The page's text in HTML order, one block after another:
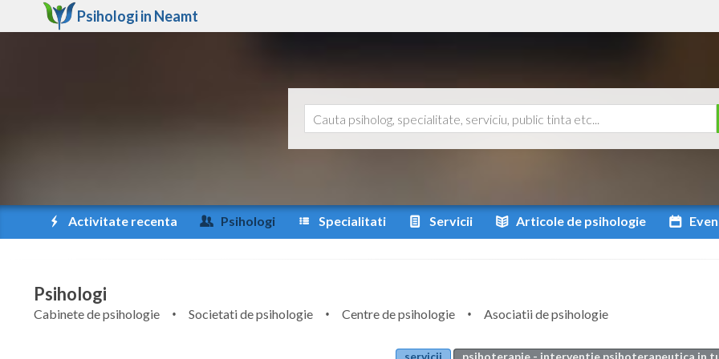
Psihologi in Neamt
Activitate recenta Psihologi Specialitati Servicii Articole de psihologie
Psihologi
Cabinete de psihologie Societati de psihologie Centre de psihologie
Asociatii de psihologie
servicii
psihoterapie - interventie psihoterapeutica in